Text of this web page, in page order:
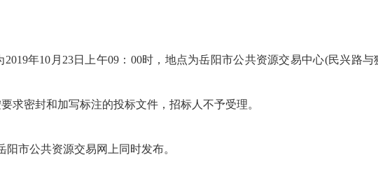
年10月23日上午09：00时，地点为岳阳市公共资源交易中心(民兴路
求密封和加写标注的投标文件，招标人不予受理。
市公共资源交易网上同时发布。